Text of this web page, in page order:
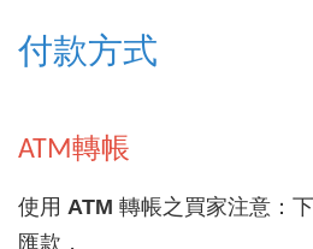
付款方式
ATM轉帳
使用 ATM 轉帳之買家注意：
匯款，